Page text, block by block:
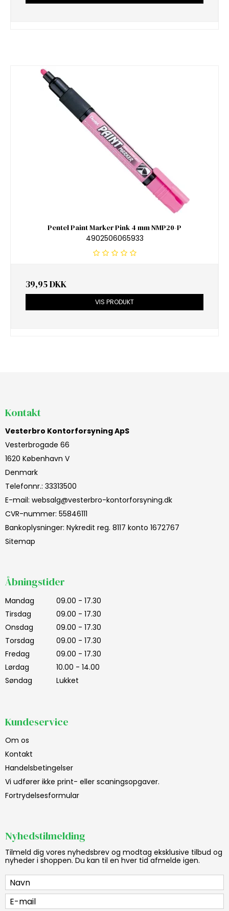
Pentel Paint Marker Pink 4 mm NMP20-P
4902506065933
39,95 DKK
VIS PRODUKT
Kontakt
Vesterbro Kontorforsyning ApS
Vesterbrogade 66
1620 København V
Denmark
Telefonnr.: 33313500
E-mail: websalg@vesterbro-kontorforsyning.dk
CVR-nummer: 55846111
Bankoplysninger: Nykredit reg. 8117 konto 1672767
Sitemap
Åbningstider
Mandag
09.00 - 17.30
Tirsdag
09.00 - 17.30
Onsdag
09.00 - 17.30
Torsdag
09.00 - 17.30
Fredag
09.00 - 17.30
Lørdag
10.00 - 14.00
Søndag
Lukket
Kundeservice
Om os
Kontakt
Handelsbetingelser
Vi udfører ikke print- eller scaningsopgaver.
Fortrydelsesformular
Nyhedstilmelding
Tilmeld dig vores nyhedsbrev og modtag eksklusive tilbud og
nyheder i shoppen. Du kan til en hver tid afmelde igen.